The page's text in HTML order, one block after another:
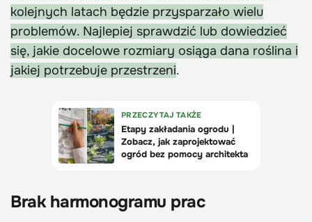
kolejnych latach będzie przysparzało wielu
problemów. Najlepiej sprawdzić lub dowiedzieć
się, jakie docelowe rozmiary osiąga dana roślina i
jakiej potrzebuje przestrzeni.
Brak harmonogramu prac